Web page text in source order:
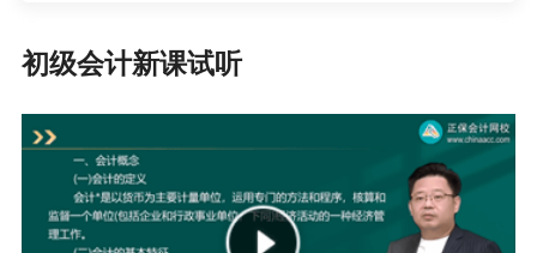
初级会计新课试听